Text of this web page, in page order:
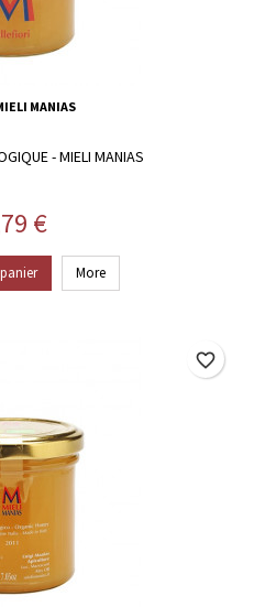
MANIAS
- MIELI MANIAS
€
More
favorite_border